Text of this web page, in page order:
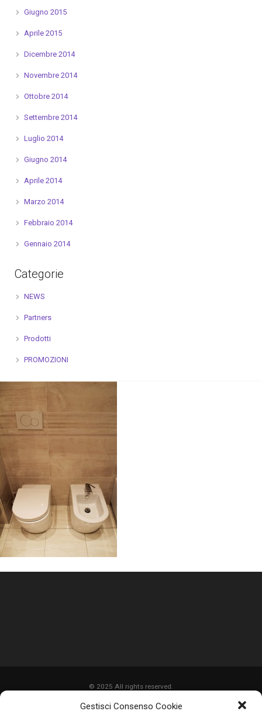
Gestisci Consenso Cookie
Giugno 2015
Aprile 2015
Dicembre 2014
Novembre 2014
Ottobre 2014
Settembre 2014
Luglio 2014
Giugno 2014
Aprile 2014
Marzo 2014
Febbraio 2014
Gennaio 2014
Categorie
NEWS
Partners
Prodotti
PROMOZIONI
© 2025 All rights reserved.